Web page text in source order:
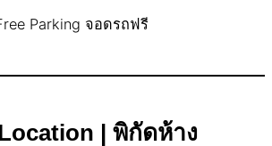
Parking จอดรถฟรี
| พิกัดห้าง